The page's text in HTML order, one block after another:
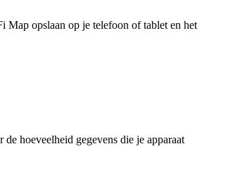
Map opslaan op je telefoon of tablet en het
hoeveelheid gegevens die je apparaat